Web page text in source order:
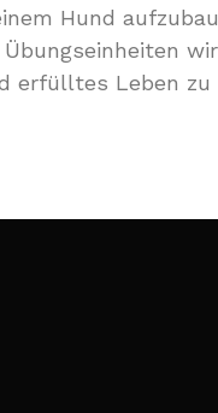
Hund
erfülltes Leben zu